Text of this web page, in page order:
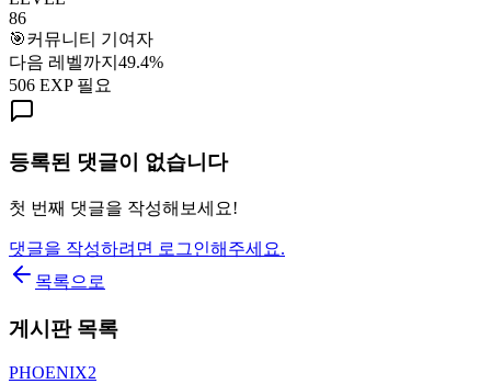
86
🎯커뮤니티 기여자
다음 레벨까지 49.4%
506 EXP 필요
등록된 댓글이 없습니다
첫 번째 댓글을 작성해보세요!
댓글을 작성하려면 로그인해주세요.
목록으로
게시판 목록
PHOENIX2